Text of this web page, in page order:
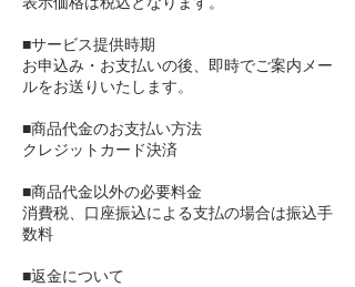
■サービス提供時期
お申込み・お支払いの後、即時でご案内メー
ルをお送りいたします。
■商品代金のお支払い方法
クレジットカード決済
■商品代金以外の必要料金
消費税、口座振込による支払の場合は振込手
数料
■返金について